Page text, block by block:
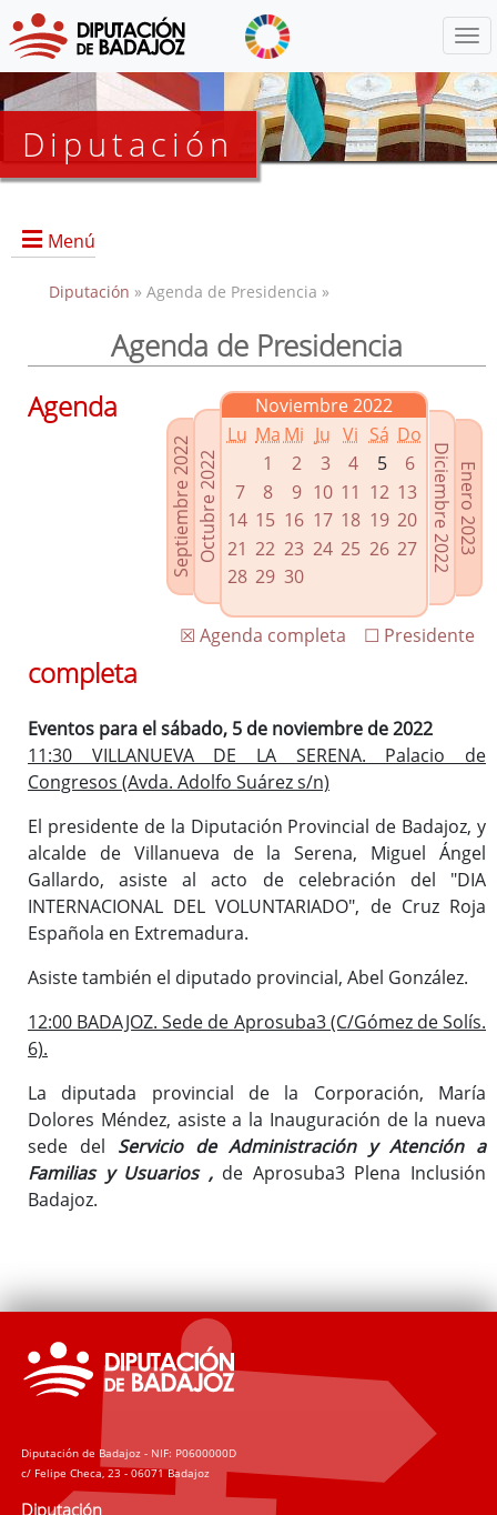
Diputación
Menú
Presidencia
Grupos Políticos
Enlaces relacionados
Agenda de Presidencia
Plenos provinciales y Juntas de gobierno
Oficina de Proyectos Europeos
Diputación » Agenda de Presidencia »
Agenda de Presidencia
Septiembre 2022Octubre 2022
Noviembre 2022
Lu Ma Mi Ju Vi Sá Do
1
2 3 4 5
6
7
8 9 10 11 12 13
14 15 16 17 18 19 20
21 22 23 24 25 26 27
28 29 30
Enero 2023
Diciembre 2022
☐ Presidente
☒ Agenda completa
Agenda
completa
Eventos para el sábado, 5 de noviembre de 2022
11:30 VILLANUEVA DE LA SERENA. Palacio de
Congresos (Avda. Adolfo Suárez s/n)
El presidente de la Diputación Provincial de Badajoz, y
alcalde de Villanueva de la Serena, Miguel Ángel
Gallardo, asiste al acto de celebración del "DIA
INTERNACIONAL DEL VOLUNTARIADO", de Cruz Roja
Española en Extremadura.
Asiste también el diputado provincial, Abel González.
12:00 BADAJOZ. Sede de Aprosuba3 (C/Gómez de Solís.
6).
La diputada provincial de la Corporación, María
Dolores Méndez, asiste a la Inauguración de la nueva
sede del Servicio de Administración y Atención a
Familias y Usuarios , de Aprosuba3 Plena Inclusión
Badajoz.
Diputación de Badajoz - NIF: P0600000D
c/ Felipe Checa, 23 - 06071 Badajoz
Diputación